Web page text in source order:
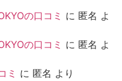
の口コミ に 匿名 よ
の口コミ に 匿名 よ
ミ に 匿名 より